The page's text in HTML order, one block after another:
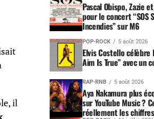
il
Pascal Obispo, Zazie
pour le concert “SOS
Incendies” sur M6
POP-ROCK 5 août 2026
Elvis Costello célèbre
Aim Is True” avec un
RAP-RNB 5 août 2026
Aya Nakamura plus
sur YouTube Music ?
réellement les chiffres